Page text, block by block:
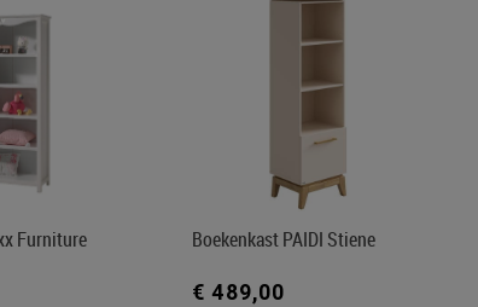
Furniture Boekenkast PAIDI Stiene
€ 489,00